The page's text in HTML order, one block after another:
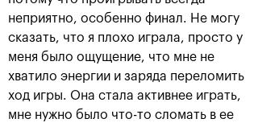
Рублёв — чемпион XXX
турнира «ВТБ Кубок
неприятно, особенно финал. Не могу
сказать, что я плохо играла, просто у
меня было ощущение, что мне не
хватило энергии и заряда переломить
ход игры. Она стала активнее играть,
мне нужно было что-то сломать в ее